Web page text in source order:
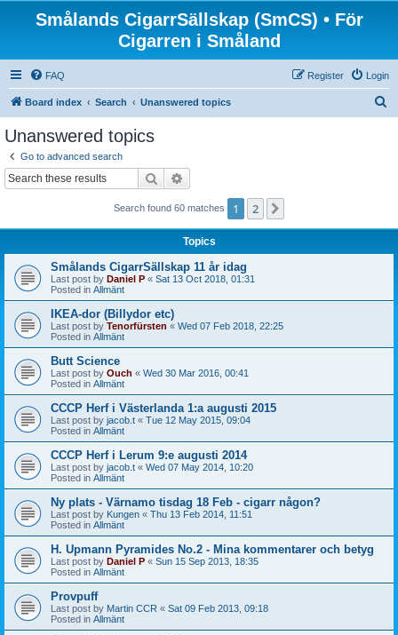
Smålands CigarrSällskap (SmCS) • För
Cigarren i Småland
FAQ Login
Register
Board index Search Unanswered topics
Unanswered topics
Go to advanced search
Search
Search found 60 matches 1 2
Topics
Smålands CigarrSällskap 11 år idag
Last post by Daniel P « Sat 13 Oct 2018, 01:31
Posted in Allmänt
IKEA-dor (Billydor etc)
Last post by Tenorfürsten « Wed 07 Feb 2018, 22:25
Posted in Allmänt
Butt Science
Last post by Ouch « Wed 30 Mar 2016, 00:41
Posted in Allmänt
CCCP Herf i Västerlanda 1:a augusti 2015
Last post by jacob.t « Tue 12 May 2015, 09:04
Posted in Allmänt
CCCP Herf i Lerum 9:e augusti 2014
Last post by jacob.t « Wed 07 May 2014, 10:20
Posted in Allmänt
Ny plats - Värnamo tisdag 18 Feb - cigarr någon?
Last post by Kungen « Thu 13 Feb 2014, 11:51
Posted in Allmänt
H. Upmann Pyramides No.2 - Mina kommentarer och betyg
Last post by Daniel P « Sun 15 Sep 2013, 18:35
Posted in Allmänt
Provpuff
Last post by Martin CCR « Sat 09 Feb 2013, 09:18
Posted in Allmänt